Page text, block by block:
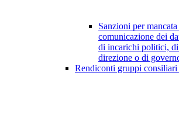
Sanzioni per
comunicazione dei
di incarichi politici,
direzione o di
Rendiconti gruppi